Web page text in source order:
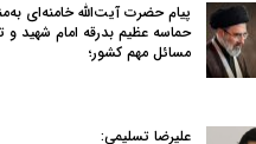
پیام حضرت آیت‌الله خامنه‌ای
حماسه عظیم بدرقه امام شهید و
مسائل مهم کشور؛
علیرضا تسلیمی: